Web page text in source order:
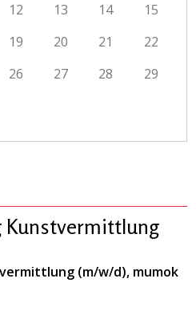
12 13 14
15
19 20 21
22
26 27 28
29
(m/w/d), mumok